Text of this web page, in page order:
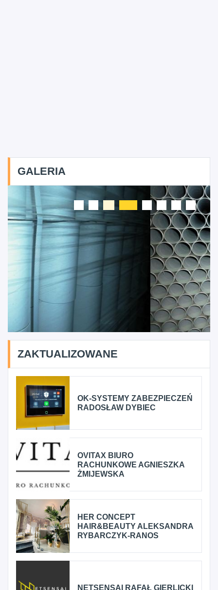
GALERIA
ZAKTUALIZOWANE
OK-SYSTEMY ZABEZPIECZEŃ
RADOSŁAW DYBIEC
OVITAX BIURO
RACHUNKOWE AGNIESZKA
ŻMIJEWSKA
HER CONCEPT
HAIR&BEAUTY ALEKSANDRA
RYBARCZYK-RANOS
NETSENSAI RAFAŁ GIERLICKI